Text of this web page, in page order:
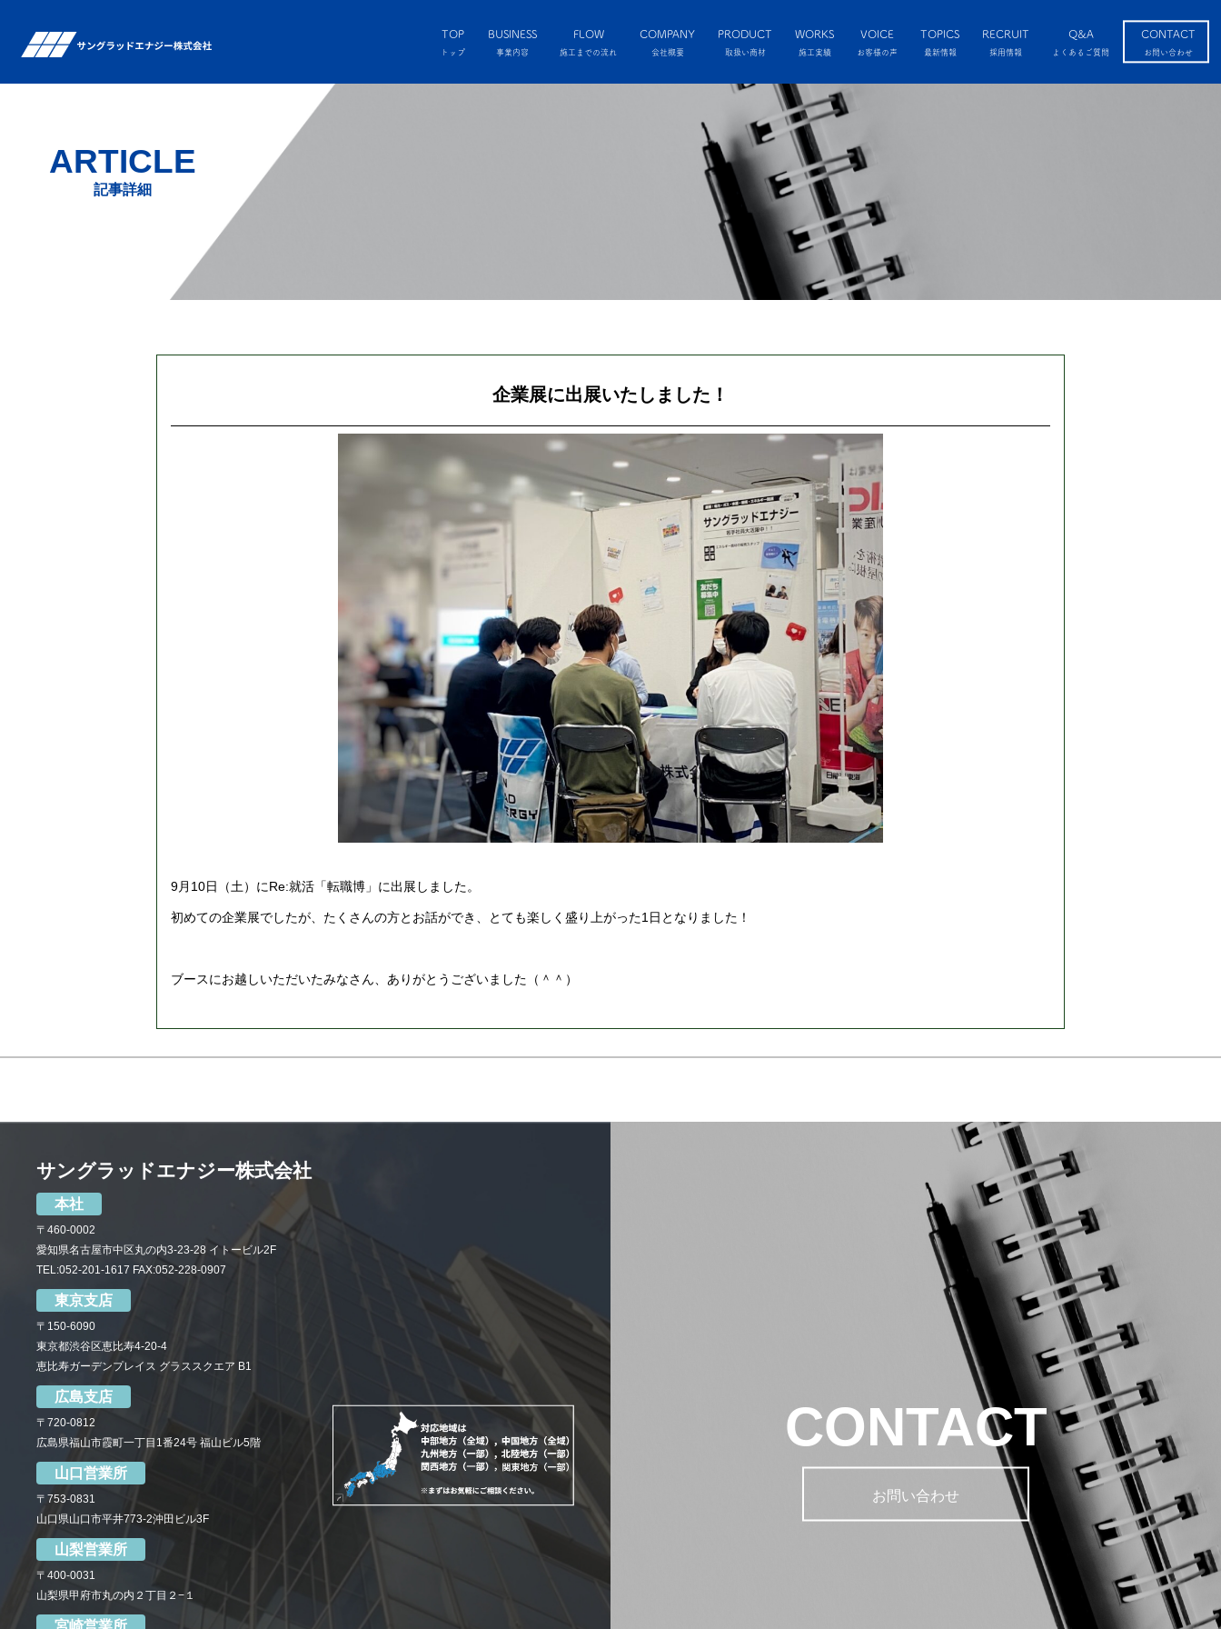
TOP
トップ
BUSINESS
事業内容
FLOW
施工までの流れ
COMPANY
会社概要
PRODUCT
取扱い商材
WORKS
施工実績
VOICE
お客様の声
TOPICS
最新情報
RECRUIT
採用情報
Q&A
よくあるご質問
CONTACT
お問い合わせ
ARTICLE
記事詳細
企業展に出展いたしました！
9月10日（土）にRe:就活「転職博」に出展しました。
初めての企業展でしたが、たくさんの方とお話ができ、とても楽しく盛り上がった1日となりました！
ブースにお越しいただいたみなさん、ありがとうございました（＾＾）
サングラッドエナジー株式会社
本社
〒460-0002
愛知県名古屋市中区丸の内3-23-28 イトービル2F
TEL:052-201-1617 FAX:052-228-0907
東京支店
〒150-6090
東京都渋谷区恵比寿4-20-4
恵比寿ガーデンプレイス グラススクエア B1
広島支店
〒720-0812
広島県福山市霞町一丁目1番24号 福山ビル5階
山口営業所
〒753-0831
山口県山口市平井773-2沖田ビル3F
山梨営業所
〒400-0031
山梨県甲府市丸の内２丁目２−１
CONTACT
お問い合わせ